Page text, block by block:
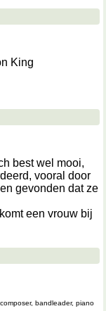
King
best wel mooi,
vooral door
gevonden dat ze
een vrouw bij
bandleader, piano